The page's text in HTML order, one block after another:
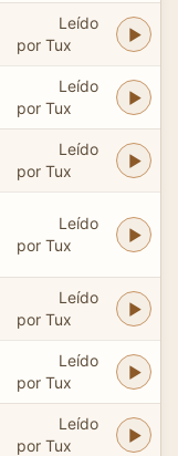
Leído
por Tux
Leído
por Tux
Leído
por Tux
Leído
por Tux
Leído
por Tux
Leído
por Tux
Leído
por Tux